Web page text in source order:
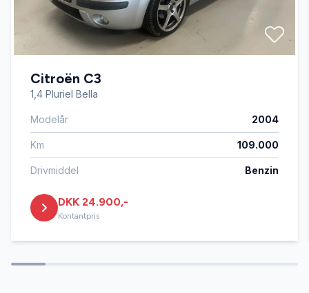
Automatisk lys
AUX tilslutning
Bluetooth
Centrallås
Delvis lædersæder
Citroën C3
1,4 Pluriel Bella
Modelår 2004
Km 109.000
Drivmiddel Benzin
DKK 24.900,-
Kontantpris